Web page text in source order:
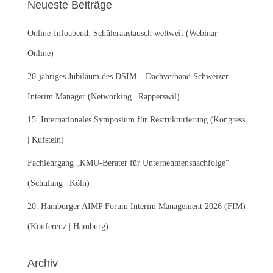
n
a
c
:
Neueste Beiträge
Online-Infoabend: Schüleraustausch weltweit (Webinar |
Online)
20-jähriges Jubiläum des DSIM – Dachverband Schweizer
Interim Manager (Networking | Rapperswil)
15. Internationales Symposium für Restrukturierung (Kongress
| Kufstein)
Fachlehrgang „KMU-Berater für Unternehmensnachfolge“
(Schulung | Köln)
20. Hamburger AIMP Forum Interim Management 2026 (FIM)
(Konferenz | Hamburg)
Archiv